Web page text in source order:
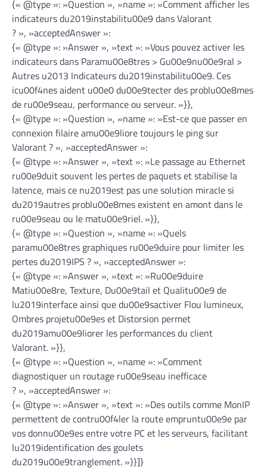
{« @type »: »Question », »name »: »Comment afficher les
indicateurs du2019instabilitu00e9 dans Valorant
? », »acceptedAnswer »:
{« @type »: »Answer », »text »: »Vous pouvez activer les
indicateurs dans Paramu00e8tres > Gu00e9nu00e9ral >
Autres u2013 Indicateurs du2019instabilitu00e9. Ces
icu00f4nes aident u00e0 du00e9tecter des problu00e8mes
de ru00e9seau, performance ou serveur. »}},
{« @type »: »Question », »name »: »Est-ce que passer en
connexion filaire amu00e9liore toujours le ping sur
Valorant ? », »acceptedAnswer »:
{« @type »: »Answer », »text »: »Le passage au Ethernet
ru00e9duit souvent les pertes de paquets et stabilise la
latence, mais ce nu2019est pas une solution miracle si
du2019autres problu00e8mes existent en amont dans le
ru00e9seau ou le matu00e9riel. »}},
{« @type »: »Question », »name »: »Quels
paramu00e8tres graphiques ru00e9duire pour limiter les
pertes du2019IPS ? », »acceptedAnswer »:
{« @type »: »Answer », »text »: »Ru00e9duire
Matiu00e8re, Texture, Du00e9tail et Qualitu00e9 de
lu2019interface ainsi que du00e9sactiver Flou lumineux,
Ombres projetu00e9es et Distorsion permet
du2019amu00e9liorer les performances du client
Valorant. »}},
{« @type »: »Question », »name »: »Comment
diagnostiquer un routage ru00e9seau inefficace
? », »acceptedAnswer »:
{« @type »: »Answer », »text »: »Des outils comme MonIP
permettent de contru00f4ler la route empruntu00e9e par
vos donnu00e9es entre votre PC et les serveurs, facilitant
lu2019identification des goulets
du2019u00e9tranglement. »}}]}